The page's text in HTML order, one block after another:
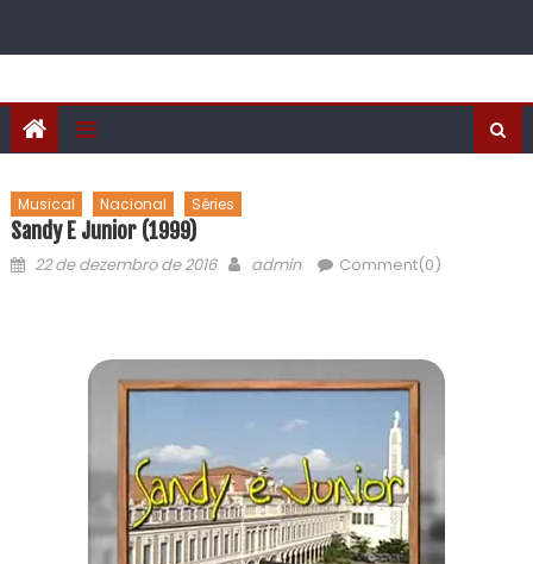
Musical Nacional Séries
Sandy E Junior (1999)
22 de dezembro de 2016 admin Comment(0)